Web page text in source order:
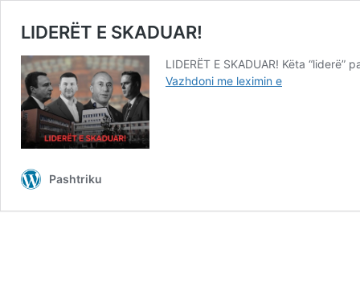
LIDERËT E SKADUAR!
LIDERËT E SKADUAR! Këta
Vazhdoni me leximin eLIDERËT
Pashtriku